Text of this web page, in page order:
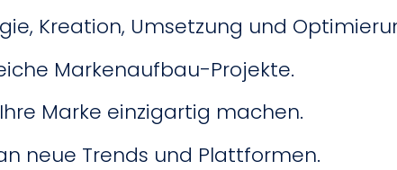
Kreation, Umsetzung und
Markenaufbau-Projekte.
Marke einzigartig machen.
neue Trends und Plattformen.